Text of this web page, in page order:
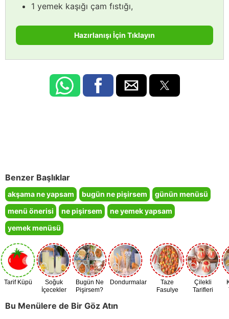
1 yemek kaşığı çam fıstığı,
Hazırlanışı İçin Tıklayın
Benzer Başlıklar
akşama ne yapsam bugün ne pişirsem
günün menüsü
menü önerisi
ne pişirsem
ne yemek yapsam
yemek menüsü
Tarif Küpü
Soğuk
İçecekler
Bugün Ne
Pişirsem?
Dondurmalar
Taze
Fasulye
Çilekli
Tarifleri
Bu Menülere de Bir Göz Atın